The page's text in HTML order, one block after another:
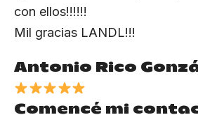
con ellos!!!!!!
Mil gracias LANDL!!!
Antonio Rico
Comencé mi